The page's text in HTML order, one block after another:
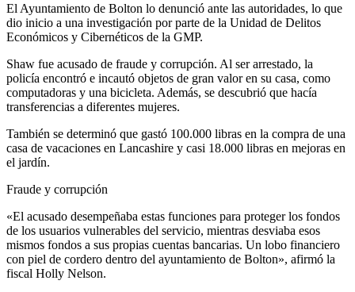
El Ayuntamiento de Bolton lo denunció ante las autoridades, lo que
dio inicio a una investigación por parte de la Unidad de Delitos
Económicos y Cibernéticos de la GMP.
Shaw fue acusado de fraude y corrupción. Al ser arrestado, la
policía encontró e incautó objetos de gran valor en su casa, como
computadoras y una bicicleta. Además, se descubrió que hacía
transferencias a diferentes mujeres.
También se determinó que gastó 100.000 libras en la compra de una
casa de vacaciones en Lancashire y casi 18.000 libras en mejoras en
el jardín.
Fraude y corrupción
«El acusado desempeñaba estas funciones para proteger los fondos
de los usuarios vulnerables del servicio, mientras desviaba esos
mismos fondos a sus propias cuentas bancarias. Un lobo financiero
con piel de cordero dentro del ayuntamiento de Bolton», afirmó la
fiscal Holly Nelson.